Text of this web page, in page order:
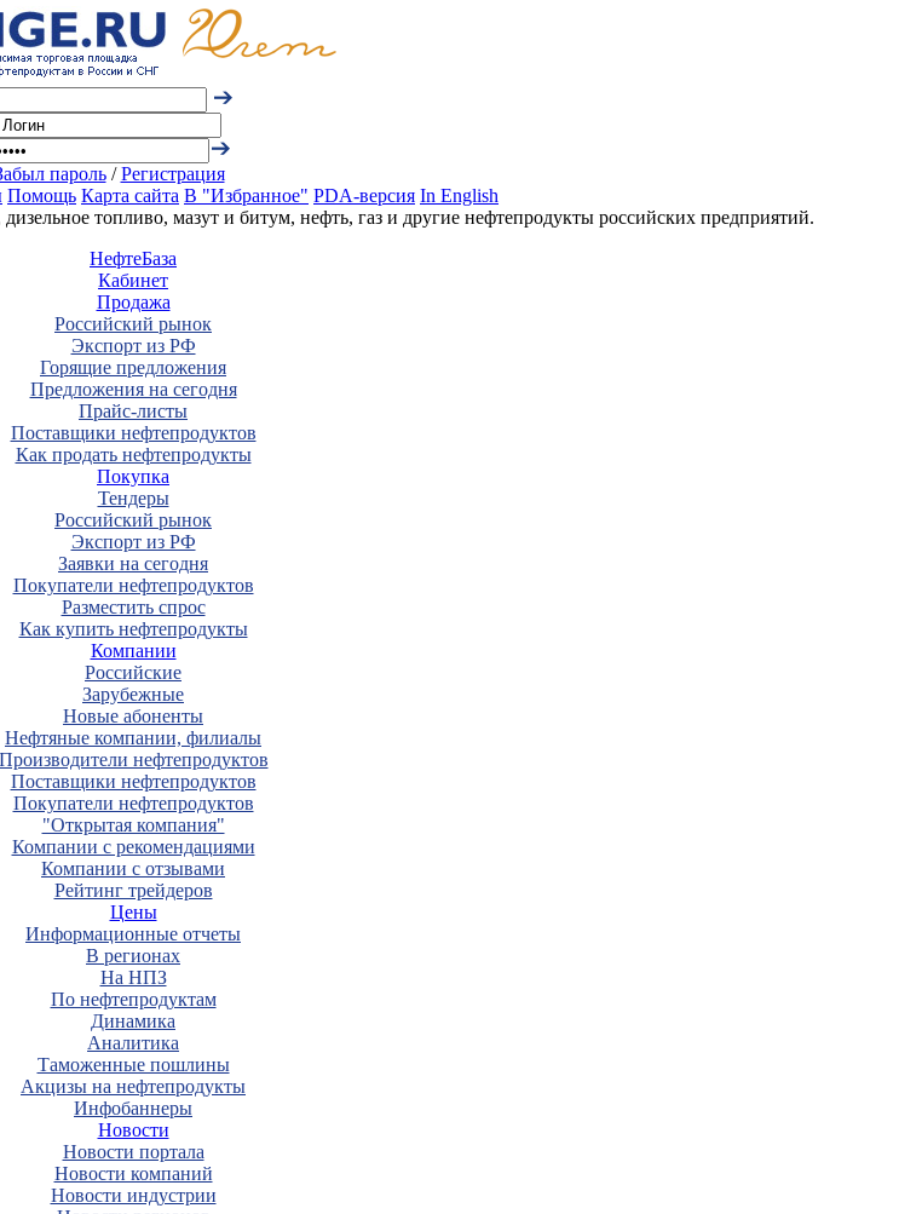
пароль/Регистрация
Помощь Карта сайта В "Избранное" PDA-версия In English
топливо, мазут и битум, нефть, газ и другие нефтепродукты российских предприятий.
НефтеБаза
Кабинет
Продажа
Российский рынок
Экспорт из РФ
Горящие предложения
Предложения на сегодня
Прайс-листы
Поставщики нефтепродуктов
Как продать нефтепродукты
Покупка
Тендеры
Российский рынок
Экспорт из РФ
Заявки на сегодня
Покупатели нефтепродуктов
Разместить спрос
Как купить нефтепродукты
Компании
Российские
Зарубежные
Новые абоненты
Нефтяные компании, филиалы
Производители нефтепродуктов
Поставщики нефтепродуктов
Покупатели нефтепродуктов
"Открытая компания"
Компании с рекомендациями
Компании с отзывами
Рейтинг трейдеров
Цены
Информационные отчеты
В регионах
На НПЗ
По нефтепродуктам
Динамика
Аналитика
Таможенные пошлины
Акцизы на нефтепродукты
Инфобаннеры
Новости
Новости портала
Новости компаний
Новости индустрии